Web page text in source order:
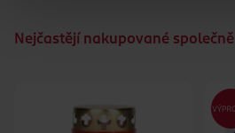
Nejčastějí nakupované společně